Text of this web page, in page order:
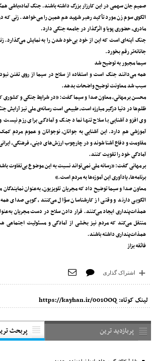
صمیم جان سهمی ‌در این کارزار بزرگ داشته باشند. جنگ آماده‌باشی
الگوی سوم زن مورد تأکید رهبر شهید هم همین را می‌خواهد. زنی که
مادری، حضوری پویا و اثرگذار در جامعه‌ جنگی دارد.
جنگ آینه‌ای است که این از خود بی‌خود شدن را به نمایش می‌گذارد.
جانانه‌تر رقم بخورد.
سیما مجبور به توضیح شد
همه می‌دانند جنگ است و استفاده از سلاح در سیما از روی تفنن
سبب شد معاونت توضیح واضحات بدهد.
محسن برمهانی، معاون صدا و سیما گفت: «در شرایط جنگی و کشوری
ظلم‌ها در دنیا درگیر مبارزه است، طبیعی است رسانه‌ی ملی نیز آرایش
وی افزود آشنایی با سلاح تنها نماد جنگ و آمادگی برای رزم نیست
آموزشی هم دارد. این آشنایی به جوانان، نوجوانان و عموم مردم
مقاومت و دفاع آشنا شوند و در چارچوب ارزش‌های دینی، فرهنگی،
آمادگی خود را تقویت کنند.
برمهانی گفت: «رسانه‌ ملی نمی‌تواند نسبت به این موضوع بی‌تفاوت
برنامه‌ها، یادآوری این آموزه‌ها به مردم است.»
معاون صدا و سیما توضیح داد که مجریان تلویزیون، به‌عنوان
الگویی دارند و وقتی از کارشناسان سؤال می‌کنند، گویی صدای
همذات‌پنداری ایجاد می‌کنند. قرار دادن سلاح در دست مجریان
منتقل می‌کند که مردم نیز بخشی از آمادگی و مسئولیت اجتماعی
همذات‌پنداری داشته باشند.
فائقه بزاز
اشتراک گذاری
لینک کوتاه: https://kayhan.ir/001OOQ
پربازدید ترین پربحث